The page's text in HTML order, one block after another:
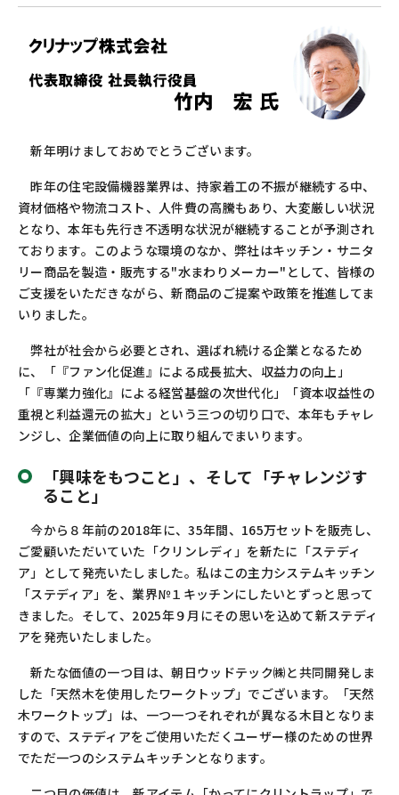
新年明けましておめでとうございます。
昨年の住宅設備機器業界は、持家着工の不振が継続する中、
資材価格や物流コスト、人件費の高騰もあり、大変厳しい状況
となり、本年も先行き不透明な状況が継続することが予測され
ております。このような環境のなか、弊社はキッチン・サニタ
リー商品を製造・販売する"水まわりメーカー" として、皆様の
ご支援をいただきながら、新商品のご提案や政策を推進してま
いりました。
弊社が社会から必要とされ、選ばれ続ける企業となるため
に、「『ファン化促進』による成長拡大、収益力の向上」
「『専業力強化』による経営基盤の次世代化」「資本収益性の
重視と利益還元の拡大」という三つの切り口で、本年もチャレ
ンジし、企業価値の向上に取り組んでまいります。
「興味をもつこと」、そして「チャレンジす
ること」
今から８年前の2018年に、35年間、 165万セットを販売し、
ご愛顧いただいていた「クリンレディ」を新たに「ステディ
ア」として発売いたしました。私はこの主力システムキッチン
「ステディア」を、業界№１キッチンにしたいとずっと思って
きました。そして、 2025年９月にその思いを込めて新ステディ
アを発売いたしました。
新たな価値の一つ目は、朝日ウッドテック㈱と共同開発しま
した「天然木を使用したワークトップ」でございます。「天然
木ワークトップ」は、一つ一つそれぞれが異なる木目となりま
すので、ステディアをご使用いただくユーザー様のための世界
でただ一つのシステムキッチンとなります。